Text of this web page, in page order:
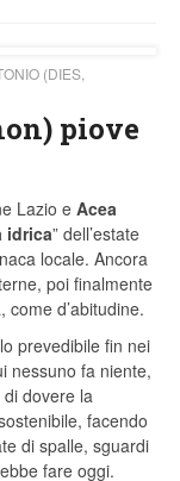
(DIES,
piove
Lazio e Acea
idrica” dell’estate
locale. Ancora
poi finalmente
come d’abitudine.
prevedibile fin nei
nessuno fa niente,
dovere la
facendo
di spalle, sguardi
fare oggi.